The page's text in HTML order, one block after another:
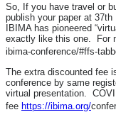
So, If you have travel or
publish your paper at
IBIMA has pioneered
exactly like this one. For
ibima-conference/#ffs-
The extra discounted fee
conference by same
virtual presentation.
fee https://ibima.org/